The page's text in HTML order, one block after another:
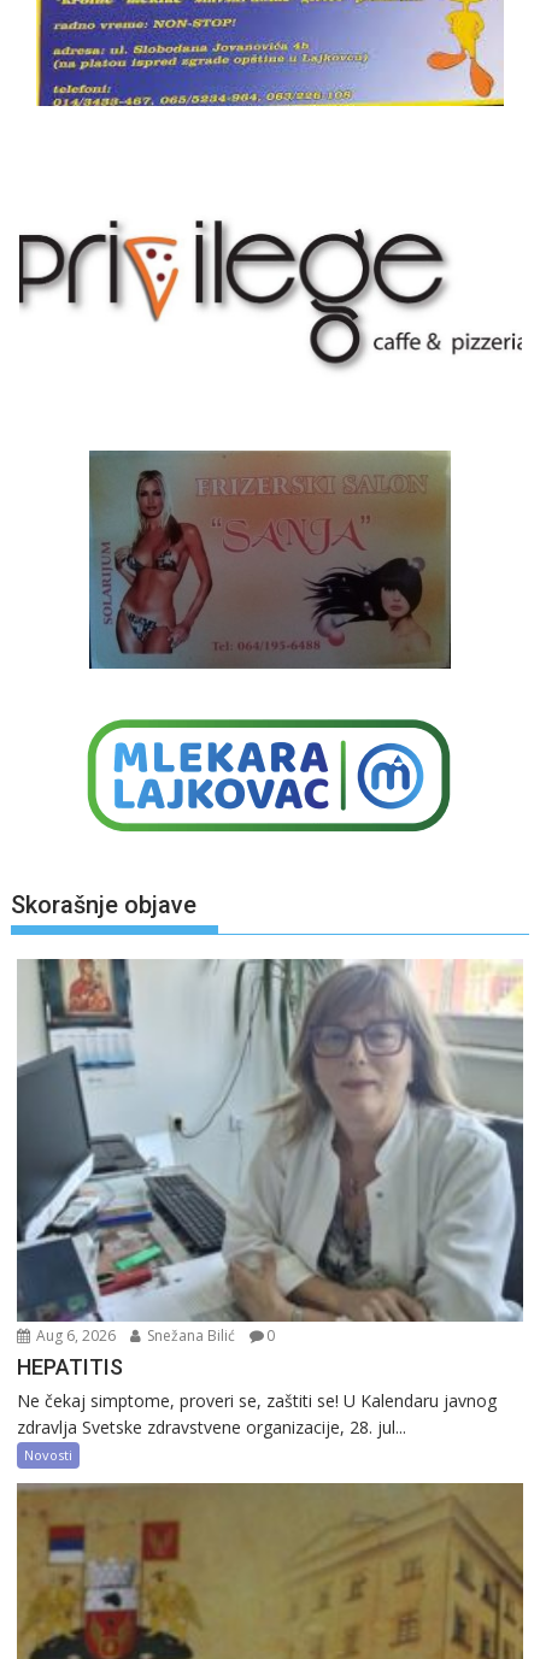
Skorašnje objave
Aug 6, 2026 Snežana Bilić 0
HEPATITIS
Ne čekaj simptome, proveri se, zaštiti se! U Kalendaru javnog
zdravlja Svetske zdravstvene organizacije, 28. jul...
Novosti